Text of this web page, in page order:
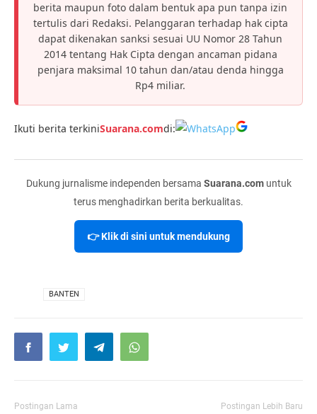
berita maupun foto dalam bentuk apa pun tanpa izin
tertulis dari Redaksi. Pelanggaran terhadap hak cipta
dapat dikenakan sanksi sesuai UU Nomor 28 Tahun
2014 tentang Hak Cipta dengan ancaman pidana
penjara maksimal 10 tahun dan/atau denda hingga
Rp4 miliar.
Ikuti berita terkiniSuarana.comdi:
Dukung jurnalisme independen bersama Suarana.comuntuk
terus menghadirkan berita berkualitas.
👉 Klik di sini untuk mendukung
BANTEN
Postingan Lama Postingan Lebih Baru